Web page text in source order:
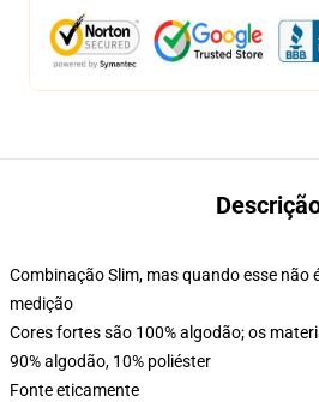
Combinação Slim, mas quando esse não
medição
Cores fortes são 100% algodão; os
90% algodão, 10% poliéster
Fonte eticamente